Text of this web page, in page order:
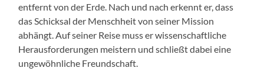
entfernt von der Erde. Nach und nach erkennt er, dass
das Schicksal der Menschheit von seiner Mission
abhängt. Auf seiner Reise muss er wissenschaftliche
Herausforderungen meistern und schließt dabei eine
ungewöhnliche Freundschaft.